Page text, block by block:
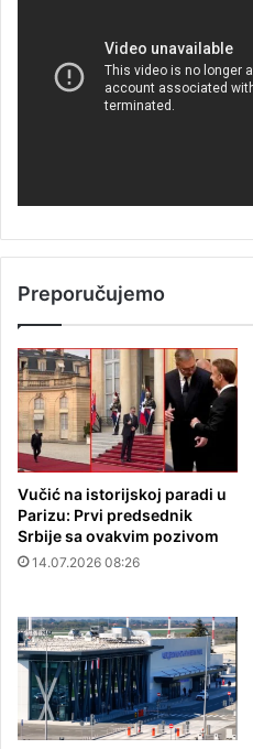
Preporučujemo
Vučić na istorijskoj paradi u
Parizu: Prvi predsednik
Srbije sa ovakvim pozivom
14.07.2026 08:26